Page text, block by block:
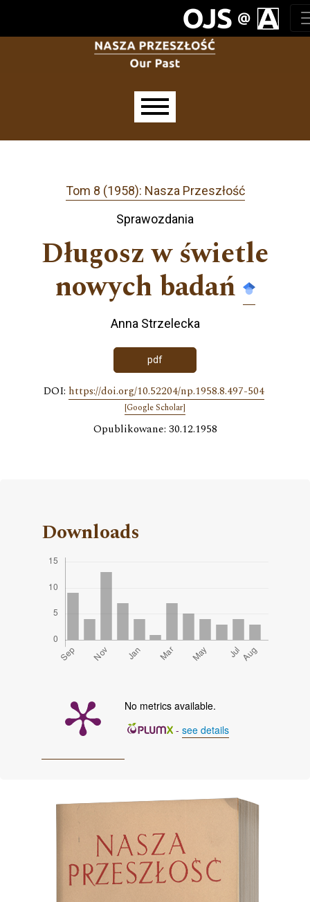
Tom 8 (1958): Nasza Przeszłość
Sprawozdania
Długosz w świetle
nowych badań
Anna Strzelecka
pdf
DOI: https://doi.org/10.52204/np.1958.8.497-504
[Google Scholar]
Opublikowane: 30.12.1958
Downloads
No metrics available.
- see details